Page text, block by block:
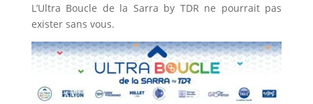
L’Ultra Boucle de la Sarra by TDR ne pourrait pas
exister sans vous.